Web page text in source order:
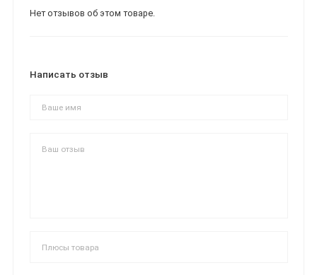
Нет отзывов об этом товаре.
Написать отзыв